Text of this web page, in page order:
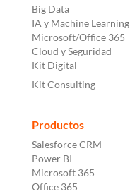
Big Data
IA y Machine Learning
Microsoft/Office 365
Cloud y Seguridad
Kit Digital
Kit Consulting
Productos
Salesforce CRM
Power BI
Microsoft 365
Office 365